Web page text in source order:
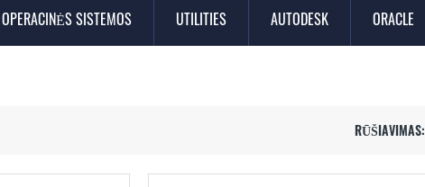
OPERACINĖS SISTEMOS UTILITIES AUTODESK ORACLE
RŪŠIAVIMAS: